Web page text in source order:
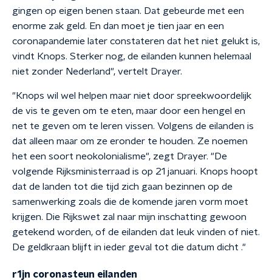
gingen op eigen benen staan. Dat gebeurde met een
enorme zak geld. En dan moet je tien jaar en een
coronapandemie later constateren dat het niet gelukt is,
vindt Knops. Sterker nog, de eilanden kunnen helemaal
niet zonder Nederland", vertelt Drayer.
"Knops wil wel helpen maar niet door spreekwoordelijk
de vis te geven om te eten, maar door een hengel en
net te geven om te leren vissen. Volgens de eilanden is
dat alleen maar om ze eronder te houden. Ze noemen
het een soort neokolonialisme", zegt Drayer. "De
volgende Rijksministerraad is op 21 januari. Knops hoopt
dat de landen tot die tijd zich gaan bezinnen op de
samenwerking zoals die de komende jaren vorm moet
krijgen. Die Rijkswet zal naar mijn inschatting gewoon
getekend worden, of de eilanden dat leuk vinden of niet.
De geldkraan blijft in ieder geval tot die datum dicht ."
r1jn coronasteun eilanden